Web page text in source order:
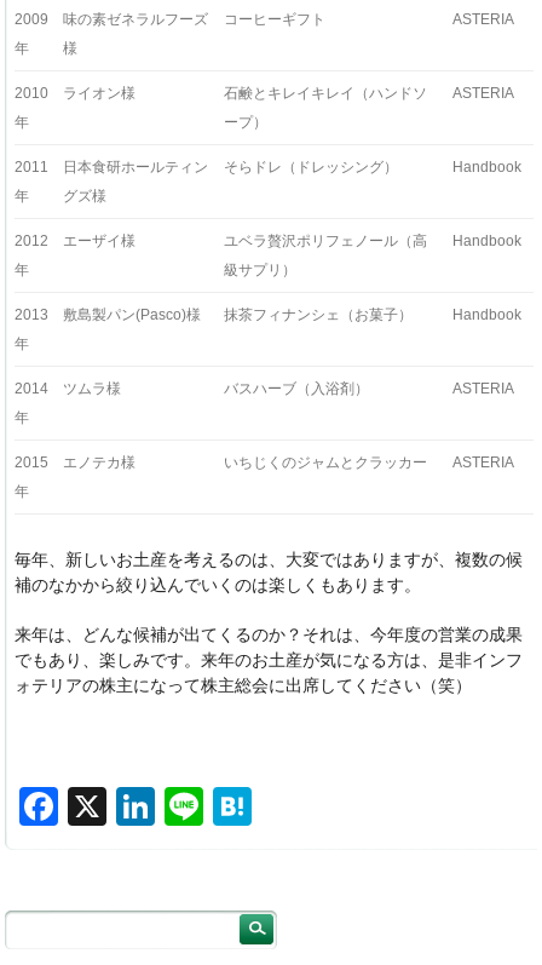
2009
年
味の素ゼネラルフーズ
様
コーヒーギフト ASTERIA
2010
年
ライオン様
石鹸とキレイキレイ（ハンドソ
ープ）
ASTERIA
2011
年
日本食研ホールティン
グズ様
そらドレ（ドレッシング） Handbook
2012
年
エーザイ様
ユベラ贅沢ポリフェノール（高
級サプリ）
Handbook
2013
年
敷島製パン(Pasco)様 抹茶フィナンシェ（お菓子） Handbook
2014
年
ツムラ様 バスハーブ（入浴剤） ASTERIA
2015
年
エノテカ様 いちじくのジャムとクラッカー ASTERIA
毎年、新しいお土産を考えるのは、大変ではありますが、複数の候
補のなかから絞り込んでいくのは楽しくもあります。
来年は、どんな候補が出てくるのか？それは、今年度の営業の成果
でもあり、楽しみです。来年のお土産が気になる方は、是非インフ
ォテリアの株主になって株主総会に出席してください（笑）
F
e
X
Li
e
Li
n